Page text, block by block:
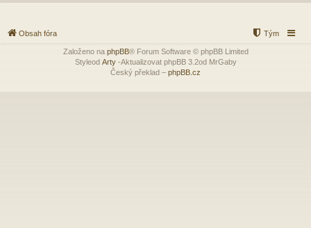
Obsah fóra Tým
Založeno na phpBB® Forum Software © phpBB Limited
Styleod Arty-Aktualizovat phpBB 3.2od MrGaby
Český překlad – phpBB.cz